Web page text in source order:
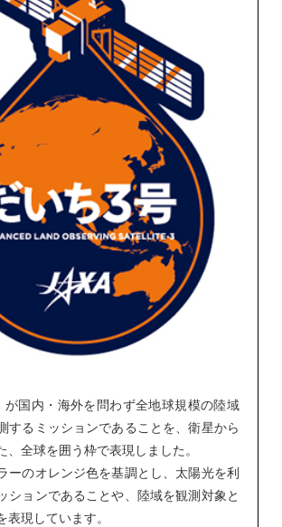
が国内・海外を問わず全地球規模の陸域
するミッションであることを、衛星から
、全球を囲う枠で表現しました。
ーのオレンジ色を基調とし、太陽光を利
ションであることや、陸域を観測対象と
表現しています。